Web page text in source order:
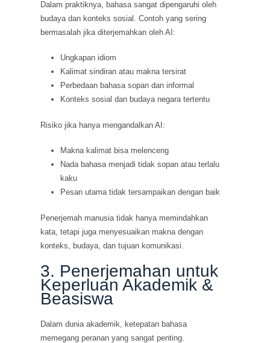
Dalam praktiknya, bahasa sangat dipengaruhi oleh
budaya dan konteks sosial. Contoh yang sering
bermasalah jika diterjemahkan oleh AI:
Ungkapan idiom
Kalimat sindiran atau makna tersirat
Perbedaan bahasa sopan dan informal
Konteks sosial dan budaya negara tertentu
Risiko jika hanya mengandalkan AI:
Makna kalimat bisa melenceng
Nada bahasa menjadi tidak sopan atau terlalu
kaku
Pesan utama tidak tersampaikan dengan baik
Penerjemah manusia tidak hanya memindahkan
kata, tetapi juga menyesuaikan makna dengan
konteks, budaya, dan tujuan komunikasi.
3. Penerjemahan untuk
Keperluan Akademik &
Beasiswa
Dalam dunia akademik, ketepatan bahasa
memegang peranan yang sangat penting.